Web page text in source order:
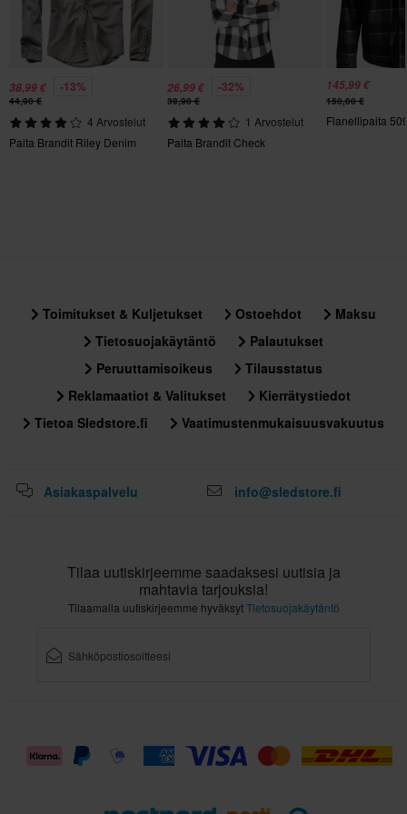
38,99 € -13%
44,90 €
4 Arvostelut
Paita Brandit Riley Denim
26,99 € -32%
39,90 €
1 Arvostelut
Paita Brandit Check
145,99 €
150,00 €
Flanellipaita
Toimitukset & Kuljetukset Ostoehdot
Maksu
Tietosuojakäytäntö
Palautukset
Peruuttamisoikeus
Tilausstatus
Reklamaatiot & Valitukset
Kierrätystiedot
Tietoa Sledstore.fi
Vaatimustenmukaisuusvakuutus
Asiakaspalvelu info@sledstore.fi
Tilaa uutiskirjeemme saadaksesi uutisia ja
mahtavia tarjouksia!
Tilaamalla uutiskirjeemme hyväksytTietosuojakäytäntö